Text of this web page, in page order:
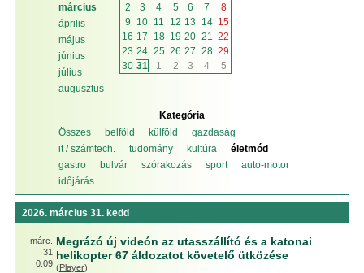
március
április
május
június
július
augusztus
2
3 4 5 6 7
8
9
10 11 12 13 14 15
16 17 18 19 20 21
22
23 24 25 26 27 28 29
30 31 1 2 3 4 5
Kategória
Összes
belföld külföld
gazdaság
it / számtech.
tudomány kultúra
életmód
gastro
bulvár szórakozás sport
auto-motor
időjárás
2026. március 31. kedd
márc.
31
0:09
Megrázó új videón az utasszállító és a katonai
helikopter 67 áldozatot követelő ütközése
(Player)